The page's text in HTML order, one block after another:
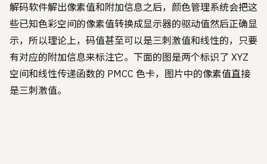
解码软件解出像素值和附加信息之后，颜色管理系统会把这
些已知色彩空间的像素值转换成显示器的驱动值然后正确显
示，所以理论上，码值甚至可以是三刺激值和线性的，只要
有对应的附加信息来标注它。下面的图是两个标识了 XYZ
空间和线性传递函数的 PMCC 色卡，图片中的像素值直接
是三刺激值。